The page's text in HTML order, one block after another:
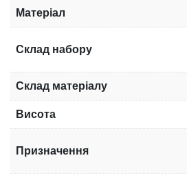
Матеріал
Склад набору
Склад матеріалу
Висота
Призначення